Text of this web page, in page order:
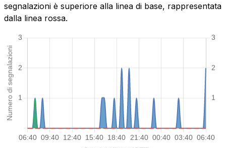
segnalazioni è superiore alla linea di base, rappresentata
dalla linea rossa.